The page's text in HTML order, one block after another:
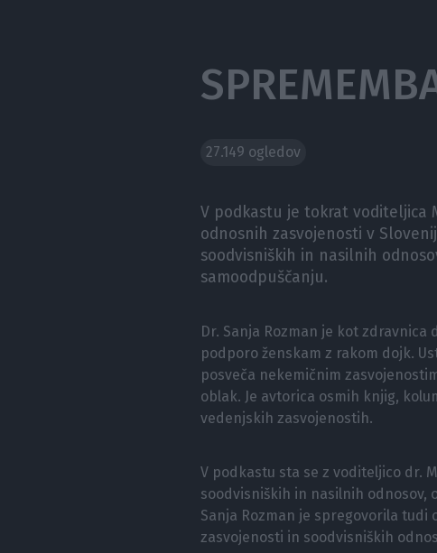
27.149 ogledov
V podkastu je tokrat voditeljica
odnosnih zasvojenosti v
soodvisniških in nasilnih
samoodpuščanju.
Dr. Sanja Rozman je kot
podporo ženskam z rakom dojk.
posveča nekemičnim
oblak. Je avtorica osmih knjig,
vedenjskih zasvojenostih.
V podkastu sta se z voditeljico dr.
soodvisniških in nasilnih odnosov,
Sanja Rozman je spregovorila
zasvojenosti in soodvisniških